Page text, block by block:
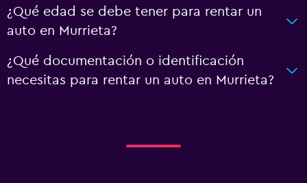
¿Qué edad se debe tener para rentar un
auto en Murrieta?
¿Qué documentación o identificación
necesitas para rentar un auto en Murrieta?